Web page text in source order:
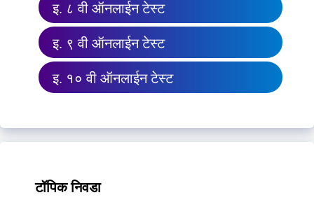
इ. ८ वी ऑनलाईन टेस्ट
इ. ९ वी ऑनलाईन टेस्ट
इ. १० वी ऑनलाईन टेस्ट
टॉपिक निवडा